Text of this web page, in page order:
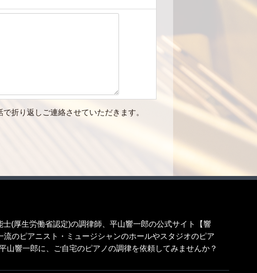
折り返しご連絡させていただきます。
士(厚生労働省認定)の調律師、平山響一郎の公式サイト【響
流のピアニスト・ミュージシャンのホールやスタジオのピア
山響一郎に、ご自宅のピアノの調律を依頼してみませんか？